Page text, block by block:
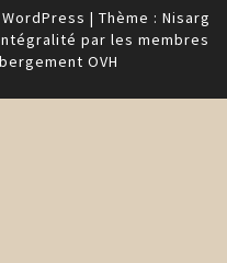
WordPress | Thème : Nisarg
par les membres
OVH